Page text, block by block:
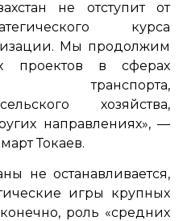
не отступит от
курса
Мы продолжим
проектов в сферах
транспорта,
хозяйства,
направлениях»,—
Токаев.
не останавливается,
игры крупных
роль «средних